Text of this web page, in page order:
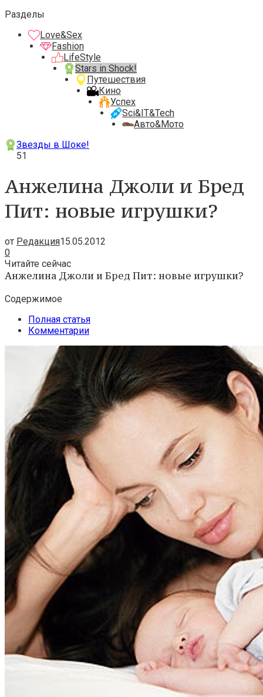
Разделы
Love&Sex
Fashion
LifeStyle
Stars in Shock!
Путешествия
Кино
Успех
Sci&IT&Tech
Авто&Мото
Звезды в Шоке!
51
Анжелина Джоли и Бред
Пит: новые игрушки?
от Редакция15.05.2012
0
Читайте сейчас
Анжелина Джоли и Бред Пит: новые игрушки?
Содержимое
Полная статья
Комментарии